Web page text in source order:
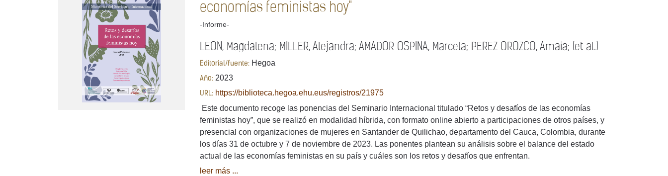
economías feministas hoy"
-Informe-
LEON, Magdalena; MILLER, Alejandra; AMADOR OSPINA, Marcela; PEREZ OROZCO, Amaia; (et al.)
Editorial/fuente: Hegoa
Año: 2023
URL: https://biblioteca.hegoa.ehu.eus/registros/21975
Este documento recoge las ponencias del Seminario Internacional titulado “Retos y desafíos de las economías
feministas hoy”, que se realizó en modalidad híbrida, con formato online abierto a participaciones de otros países, y
presencial con organizaciones de mujeres en Santander de Quilichao, departamento del Cauca, Colombia, durante
los días 31 de octubre y 7 de noviembre de 2023. Las ponentes plantean su análisis sobre el balance del estado
actual de las economías feministas en su país y cuáles son los retos y desafíos que enfrentan.
leer más ...